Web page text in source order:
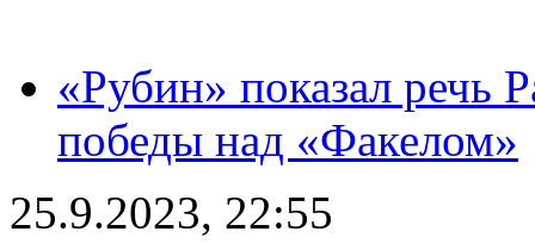
«Рубин» показал речь
победы над «Факелом»
25.9.2023, 22:55